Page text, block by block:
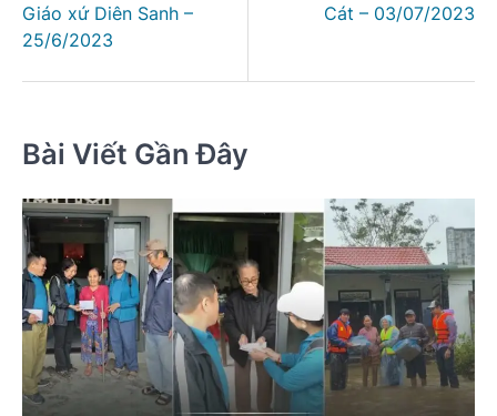
Giáo xứ Diên Sanh –
25/6/2023
Cát – 03/07/2023
Bài Viết Gần Đây